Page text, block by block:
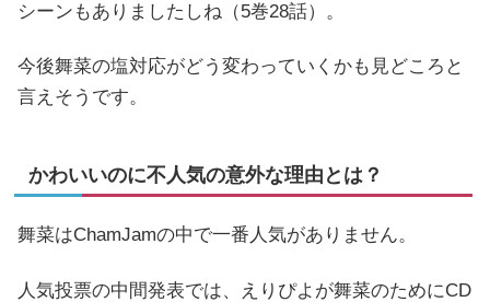
シーンもありましたしね（5巻28話）。
今後舞菜の塩対応がどう変わっていくかも見どころと
言えそうです。
かわいいのに不人気の意外な理由とは？
舞菜はChamJamの中で一番人気がありません。
人気投票の中間発表では、えりぴよが舞菜のためにCD